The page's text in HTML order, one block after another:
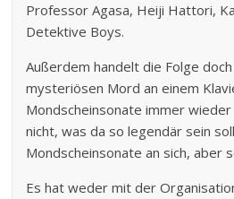
Professor Agasa, Heiji Hattori,
Detektive Boys.
Außerdem handelt die Folge
mysteriösen Mord an einem
Mondscheinsonate immer
nicht, was da so legendär sein
Mondscheinsonate an sich, aber
Es hat weder mit der